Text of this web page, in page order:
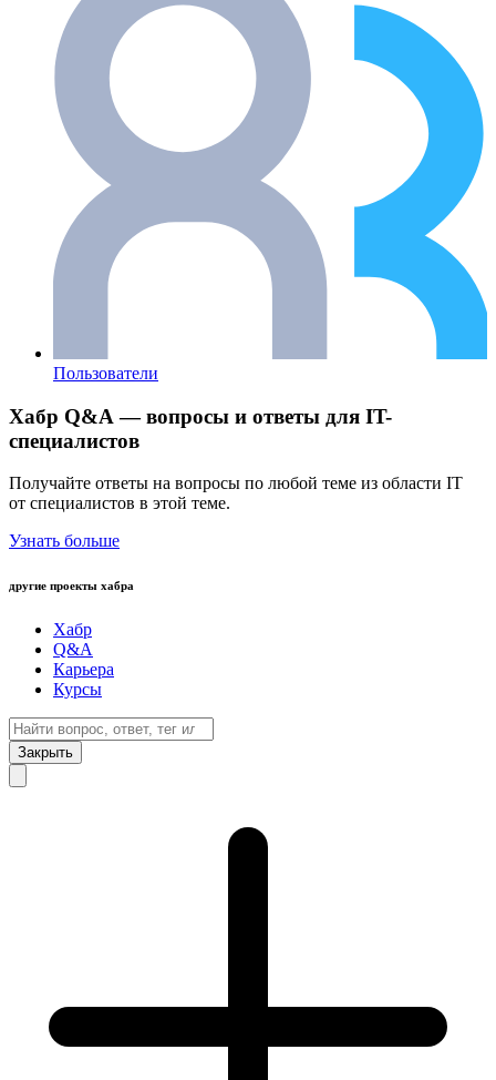
Пользователи
Хабр Q&A — вопросы и ответы для IT-
специалистов
Получайте ответы на вопросы по любой теме из области IT
от специалистов в этой теме.
Узнать больше
другие проекты хабра
Хабр
Q&A
Карьера
Курсы
Закрыть